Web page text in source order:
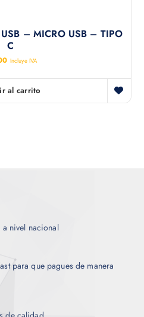
USB – MICRO USB – TIPO
C
Incluye IVA
al carrito
a nivel nacional
para que pagues de manera